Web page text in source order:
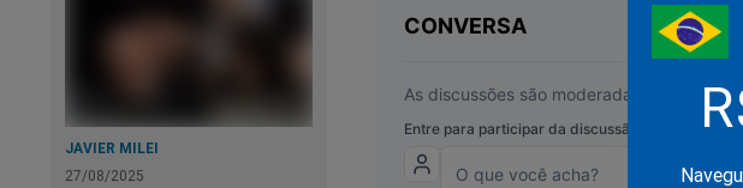
JAVIER MILEI
27/08/2025
O time que joga limpo, vai mandar o time